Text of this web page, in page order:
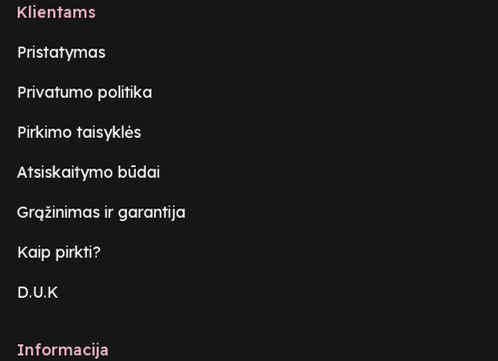
Klientams
Pristatymas
Privatumo politika
Pirkimo taisyklės
Atsiskaitymo būdai
Grąžinimas ir garantija
Kaip pirkti?
D.U.K
Informacija